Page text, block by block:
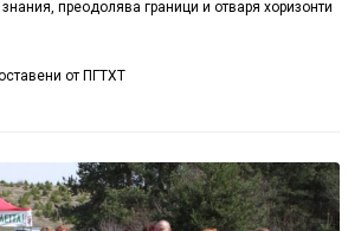
преодолява граници и отваря хоризонти
от ПГТХТ